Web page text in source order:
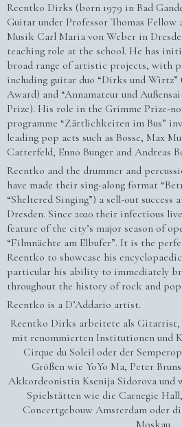
Reentko Dirks (born 1979 in Bad
Guitar under Professor Thomas
Musik Carl Maria von Weber in
teaching role at the school. He has
broad range of artistic projects, with
including guitar duo “Dirks und Wirtz”
Award) and “Annamateur und
Prize). His role in the Grimme Prize-
programme “Zärtlichkeiten im Bus”
leading pop acts such as Bosse, Max
Catterfeld, Enno Bunger and Andreas
Reentko and the drummer and
have made their sing-along format
“Sheltered Singing”) a sell-out success
Dresden. Since 2020 their infectious
feature of the city’s major season of
“Filmnächte am Elbufer”. It is the
Reentko to showcase his
particular his ability to immediately
throughout the history of rock and
Reentko is a D’Addario artist.
Reentko Dirks arbeitete als Gitarrist,
mit renommierten Institutionen und
Cirque du Soleil oder der
Größen wie YoYo Ma, Peter
Akkordeonistin Ksenija Sidorova und
Spielstätten wie die Carnegie
Concertgebouw Amsterdam oder